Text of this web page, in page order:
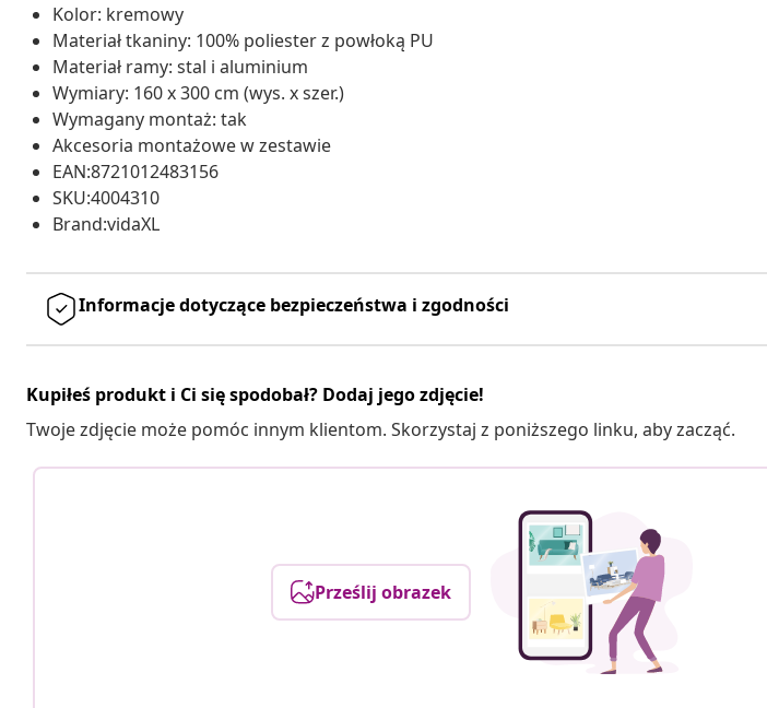
Kolor: kremowy
Materiał tkaniny: 100% poliester z powłoką PU
Materiał ramy: stal i aluminium
Wymiary: 160 x 300 cm (wys. x szer.)
Wymagany montaż: tak
Akcesoria montażowe w zestawie
EAN:8721012483156
SKU:4004310
Brand:vidaXL
Informacje dotyczące bezpieczeństwa i zgodności
Kupiłeś produkt i Ci się spodobał? Dodaj jego zdjęcie!
Twoje zdjęcie może pomóc innym klientom. Skorzystaj z poniższego linku, aby zacząć.
Prześlij obrazek